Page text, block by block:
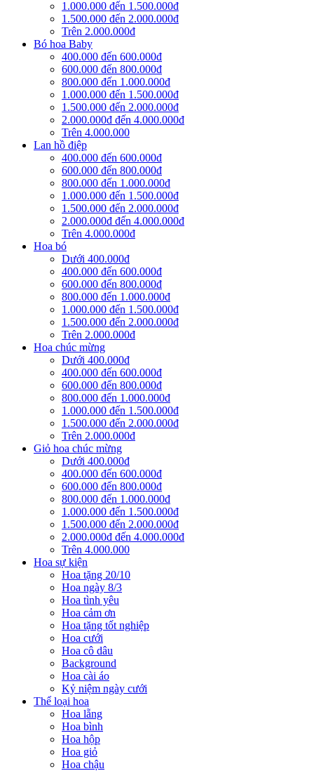
1.000.000 đến 1.500.000đ
1.500.000 đến 2.000.000đ
Trên 2.000.000đ
Bó hoa Baby
400.000 đến 600.000đ
600.000 đến 800.000đ
800.000 đến 1.000.000đ
1.000.000 đến 1.500.000đ
1.500.000 đến 2.000.000đ
2.000.000đ đến 4.000.000đ
Trên 4.000.000
Lan hồ điệp
400.000 đến 600.000đ
600.000 đến 800.000đ
800.000 đến 1.000.000đ
1.000.000 đến 1.500.000đ
1.500.000 đến 2.000.000đ
2.000.000đ đến 4.000.000đ
Trên 4.000.000đ
Hoa bó
Dưới 400.000đ
400.000 đến 600.000đ
600.000 đến 800.000đ
800.000 đến 1.000.000đ
1.000.000 đến 1.500.000đ
1.500.000 đến 2.000.000đ
Trên 2.000.000đ
Hoa chúc mừng
Dưới 400.000đ
400.000 đến 600.000đ
600.000 đến 800.000đ
800.000 đến 1.000.000đ
1.000.000 đến 1.500.000đ
1.500.000 đến 2.000.000đ
Trên 2.000.000đ
Giỏ hoa chúc mừng
Dưới 400.000đ
400.000 đến 600.000đ
600.000 đến 800.000đ
800.000 đến 1.000.000đ
1.000.000 đến 1.500.000đ
1.500.000 đến 2.000.000đ
2.000.000đ đến 4.000.000đ
Trên 4.000.000
Hoa sự kiện
Hoa tặng 20/10
Hoa ngày 8/3
Hoa tình yêu
Hoa cảm ơn
Hoa tặng tốt nghiệp
Hoa cưới
Hoa cô dâu
Background
Hoa cài áo
Kỷ niệm ngày cưới
Thể loại hoa
Hoa lẵng
Hoa bình
Hoa hộp
Hoa giỏ
Hoa chậu